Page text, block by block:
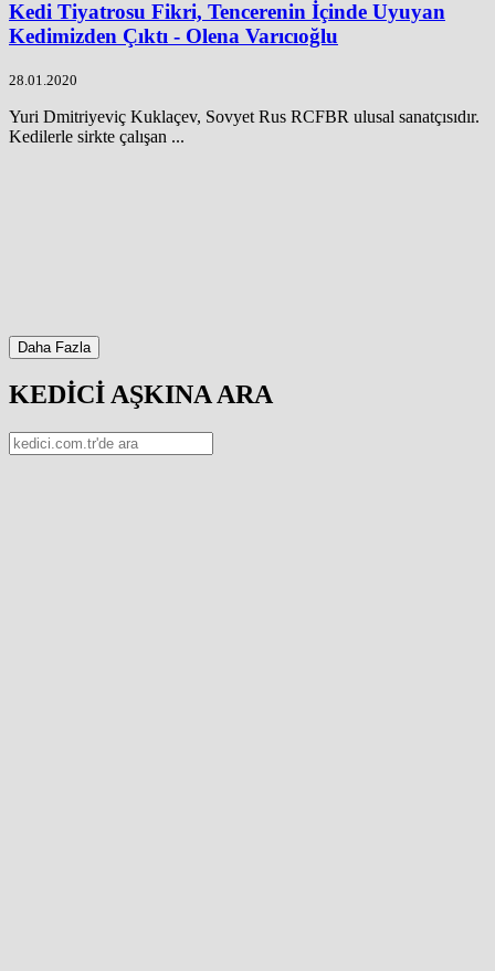
Kedi Tiyatrosu Fikri, Tencerenin İçinde Uyuyan
Kedimizden Çıktı - Olena Varıcıoğlu
28.01.2020
Yuri Dmitriyeviç Kuklaçev, Sovyet Rus RCFBR ulusal sanatçısıdır.
Kedilerle sirkte çalışan ...
Daha Fazla
KEDİCİ AŞKINA ARA